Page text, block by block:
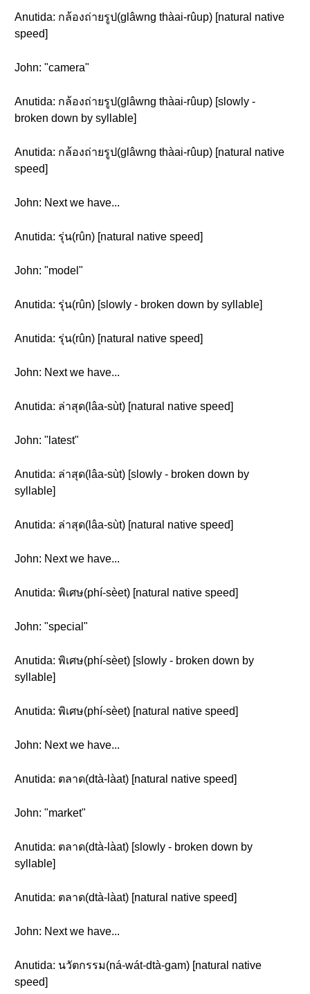
Anutida: กล้องถ่ายรูป(glâwng thàai-rûup) [natural native
speed]
John: "camera"
Anutida: กล้องถ่ายรูป(glâwng thàai-rûup) [slowly -
broken down by syllable]
Anutida: กล้องถ่ายรูป(glâwng thàai-rûup) [natural native
speed]
John: Next we have...
Anutida: รุ่น(rûn) [natural native speed]
John: "model"
Anutida: รุ่น(rûn) [slowly - broken down by syllable]
Anutida: รุ่น(rûn) [natural native speed]
John: Next we have...
Anutida: ล่าสุด(lâa-sùt) [natural native speed]
John: "latest"
Anutida: ล่าสุด(lâa-sùt) [slowly - broken down by
syllable]
Anutida: ล่าสุด(lâa-sùt) [natural native speed]
John: Next we have...
Anutida: พิเศษ(phí-sèet) [natural native speed]
John: "special"
Anutida: พิเศษ(phí-sèet) [slowly - broken down by
syllable]
Anutida: พิเศษ(phí-sèet) [natural native speed]
John: Next we have...
Anutida: ตลาด(dtà-làat) [natural native speed]
John: "market"
Anutida: ตลาด(dtà-làat) [slowly - broken down by
syllable]
Anutida: ตลาด(dtà-làat) [natural native speed]
John: Next we have...
Anutida: นวัตกรรม(ná-wát-dtà-gam) [natural native
speed]